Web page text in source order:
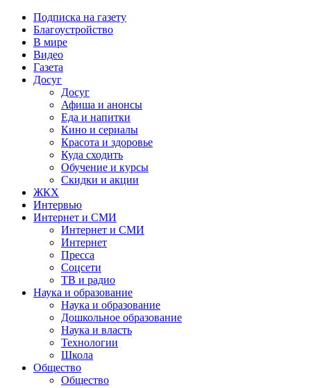
Подписка на газету
Благоустройство
В мире
Видео
Газета
Досуг
Досуг
Афиша и анонсы
Еда и напитки
Кино и сериалы
Красота и здоровье
Куда сходить
Обучение и курсы
Скидки и акции
ЖКХ
Интервью
Интернет и СМИ
Интернет и СМИ
Интернет
Пресса
Соцсети
ТВ и радио
Наука и образование
Наука и образование
Дошкольное образование
Наука и власть
Технологии
Школа
Общество
Общество